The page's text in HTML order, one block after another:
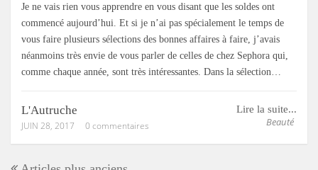
Je ne vais rien vous apprendre en vous disant que les soldes ont
commencé aujourd’hui. Et si je n’ai pas spécialement le temps de
vous faire plusieurs sélections des bonnes affaires à faire, j’avais
néanmoins très envie de vous parler de celles de chez Sephora qui,
comme chaque année, sont très intéressantes. Dans la sélection…
Lire la suite...
Beauté
L'Autruche
JUIN 28, 2017 0 commentaires